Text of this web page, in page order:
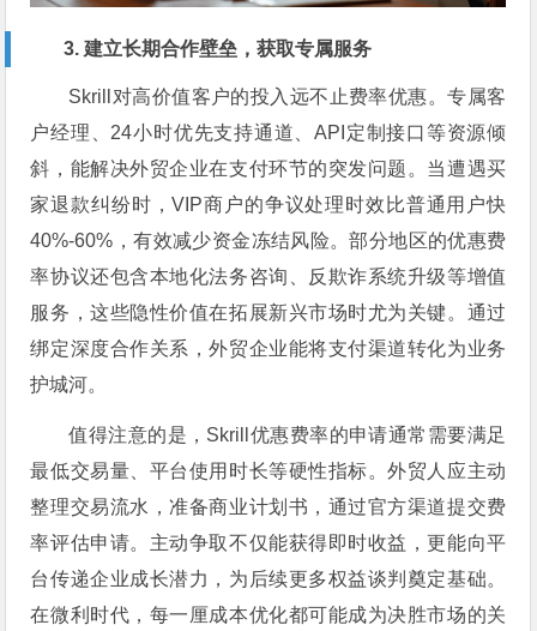
3. 建立长期合作壁垒，获取专属服务
Skrill对高价值客户的投入远不止费率优惠。专属客
户经理、24小时优先支持通道、API定制接口等资源倾
斜，能解决外贸企业在支付环节的突发问题。当遭遇买
家退款纠纷时，VIP商户的争议处理时效比普通用户快
40%-60%，有效减少资金冻结风险。部分地区的优惠费
率协议还包含本地化法务咨询、反欺诈系统升级等增值
服务，这些隐性价值在拓展新兴市场时尤为关键。通过
绑定深度合作关系，外贸企业能将支付渠道转化为业务
护城河。
值得注意的是，Skrill优惠费率的申请通常需要满足
最低交易量、平台使用时长等硬性指标。外贸人应主动
整理交易流水，准备商业计划书，通过官方渠道提交费
率评估申请。主动争取不仅能获得即时收益，更能向平
台传递企业成长潜力，为后续更多权益谈判奠定基础。
在微利时代，每一厘成本优化都可能成为决胜市场的关